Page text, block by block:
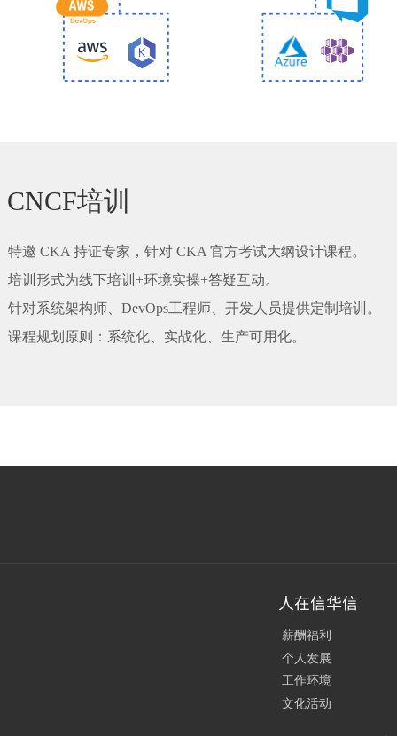
特邀 CKA 持证专家，针对 CKA 官方考试大纲设计课程。
培训形式为线下培训+环境实操+答疑互动。
针对系统架构师、DevOps工程师、开发人员提供定制培训。
课程规划原则：系统化、实战化、生产可用化。
CNCF培训
人在信华信
薪酬福利
个人发展
工作环境
文化活动